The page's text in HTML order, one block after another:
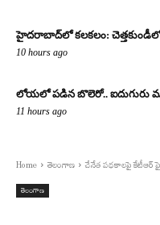
హైదరాబాద్‌లో కలకలం:
10 hours ago
లోయలో పడిన బొలెరో.. ఐదుగురు
11 hours ago